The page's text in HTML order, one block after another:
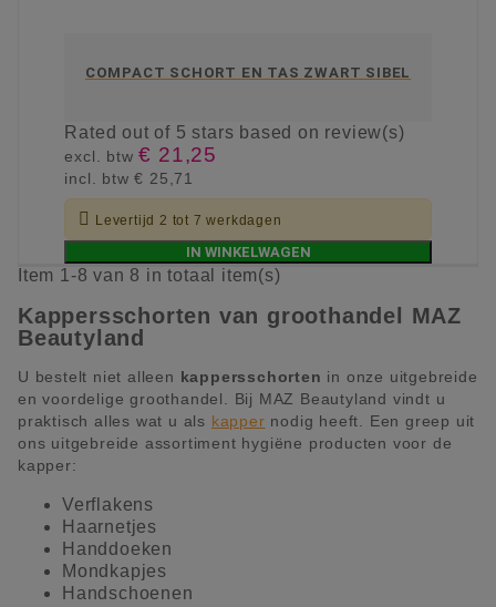
COMPACT SCHORT EN TAS ZWART SIBEL
Ratedout of 5 stars based on review(s)
excl. btw€ 21,25
incl. btw€ 25,71
 Levertijd 2 tot 7 werkdagen
IN WINKELWAGEN
Item 1-8 van 8 in totaal item(s)
Kappersschorten van groothandel MAZ
Beautyland
U bestelt niet alleen kappersschorten in onze uitgebreide
en voordelige groothandel. Bij MAZ Beautyland vindt u
praktisch alles wat u als kapper nodig heeft. Een greep uit
ons uitgebreide assortiment hygiëne producten voor de
kapper:
Verflakens
Haarnetjes
Handdoeken
Mondkapjes
Handschoenen